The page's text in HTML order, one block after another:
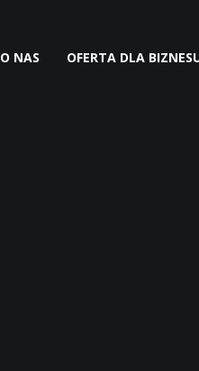
O NAS OFERTA DLA